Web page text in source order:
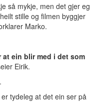
så mykje, men det gjer eg
stille og filmen byggjer
Marko.
ein blir med i det som
Eirik.
tydeleg at det ein ser på